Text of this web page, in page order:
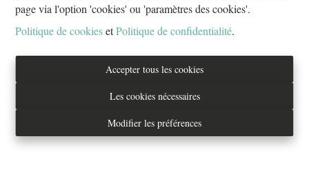
page via l'option 'cookies' ou 'paramètres des cookies'.
Politique de cookiesetPolitique de confidentialité.
Accepter tous les cookies
Les cookies nécessaires
Modifier les préférences
Tél. : 02/733.70.70
Real estate